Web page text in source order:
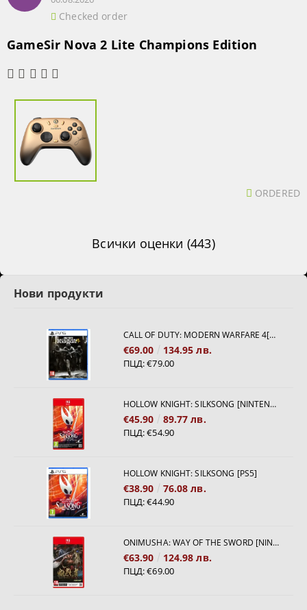
Checked order
GameSir Nova 2 Lite Champions Edition
ORDERED
Всички оценки (443)
Нови продукти
CALL OF DUTY: MODERN WARFARE 4[PS5]
€69.00 134.95 лв.
ПЦД:€79.00
HOLLOW KNIGHT: SILKSONG [NINTENDO SWITCH 2]
€45.90 89.77 лв.
ПЦД:€54.90
HOLLOW KNIGHT: SILKSONG [PS5]
€38.90 76.08 лв.
ПЦД:€44.90
ONIMUSHA: WAY OF THE SWORD [NINTENDO SWITCH 2]
€63.90 124.98 лв.
ПЦД:€69.00